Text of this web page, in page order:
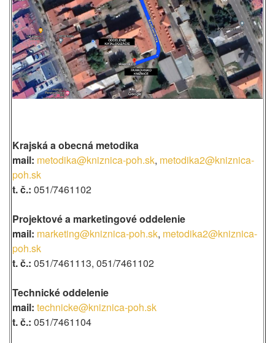
Krajská aobecná metodika
mail: metodika@kniznica-poh.sk, metodika2@kniznica-
poh.sk
t. č.: 051/7461102
Projektové a marketingové oddelenie
mail: marketing@kniznica-poh.sk, metodika2@kniznica-
poh.sk
t. č.: 051/7461113, 051/7461102
Technické oddelenie
mail: technicke@kniznica-poh.sk
t. č.: 051/7461104